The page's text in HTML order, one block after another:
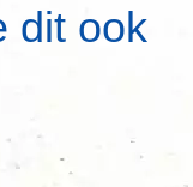
dit ook